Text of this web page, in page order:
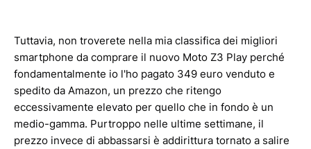
Tuttavia, non troverete nella mia classifica dei migliori
smartphone da comprare il nuovo Moto Z3 Play perché
fondamentalmente io l'ho pagato 349 euro venduto e
spedito da Amazon, un prezzo che ritengo
eccessivamente elevato per quello che in fondo è un
medio-gamma. Purtroppo nelle ultime settimane, il
prezzo invece di abbassarsi è addirittura tornato a salire